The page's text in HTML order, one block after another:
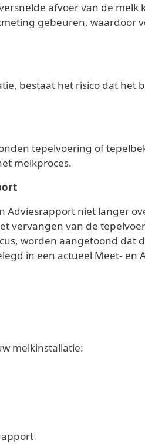
afvoer van de
gebeuren, waardoor
bestaat het risico dat het
tepelvoering of
melkproces.
Adviesrapport niet langer
vervangen van de
worden aangetoond dat
in een actueel Meet-
melkinstallatie: